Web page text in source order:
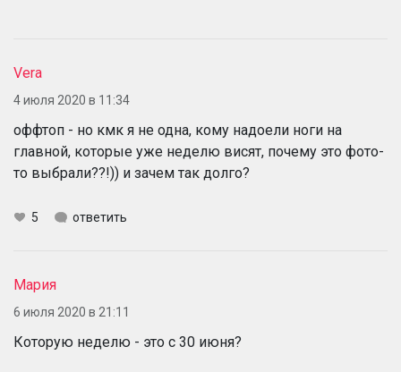
Vera
4 июля 2020 в 11:34
оффтоп - но кмк я не одна, кому надоели ноги на
главной, которые уже неделю висят, почему это фото-
то выбрали??!)) и зачем так долго?
5 ответить
Мария
6 июля 2020 в 21:11
Которую неделю - это с 30 июня?